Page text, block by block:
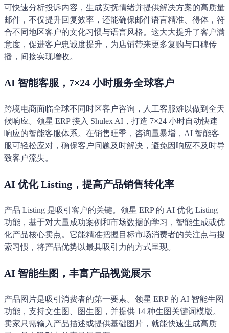
可快速分析投诉内容，生成安抚情绪并提供解决方案的高质量
邮件，不仅提升回复效率，还能确保邮件语言精准、得体，符
合不同地区客户的文化习惯与语言风格。这大大提升了客户满
意度，促进客户忠诚度提升，为店铺带来更多复购与口碑传
播，间接实现增收。
AI 智能客服，7×24 小时服务全球客户
跨境电商面临全球不同时区客户咨询，人工客服难以做到全天
候响应。领星 ERP 接入 Shulex AI，打造 7×24 小时自动快速
响应的智能客服体系。在销售旺季，咨询量暴增，AI 智能客
服可轻松应对，确保客户问题及时解决，避免因响应不及时导
致客户流失。
AI 优化 Listing，提高产品销售转化率
产品 Listing 是吸引客户的关键。领星 ERP 的 AI 优化 Listing
功能，基于对大量成功案例和市场数据的学习，智能生成或优
化产品核心卖点。它能精准把握目标市场消费者的关注点与搜
索习惯，将产品优势以最具吸引力的方式呈现。
AI 智能生图，丰富产品视觉展示
产品图片是吸引消费者的第一要素。领星 ERP 的 AI 智能生图
功能，支持文生图、图生图，并提供 14 种生图关键词模版。
卖家只需输入产品描述或提供基础图片，就能快速生成高质